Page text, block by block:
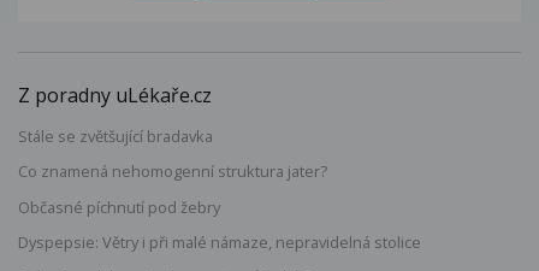
Z poradny uLékaře.cz
Stále se zvětšující bradavka
Co znamená nehomogenní struktura jater?
Občasné píchnutí pod žebry
Dyspepsie: Větry i při malé námaze, nepravidelná stolice